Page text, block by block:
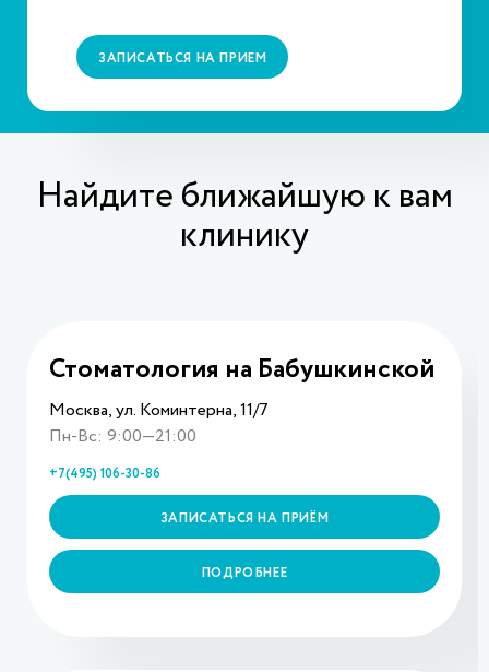
ЗАПИСАТЬСЯ НА ПРИЕМ
Найдите ближайшую к вам
клинику
Стоматология на Бабушкинской
Москва, ул. Коминтерна, 11/7
Пн-Вс: 9:00—21:00
+7(495) 106-30-86
ЗАПИСАТЬСЯ НА ПРИЁМ
ПОДРОБНЕЕ